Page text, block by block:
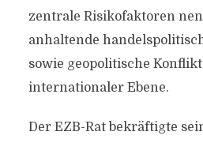
zentrale Risikofaktoren
anhaltende
sowie geopolitische
internationaler Ebene.
Der EZB-Rat bekräftigte